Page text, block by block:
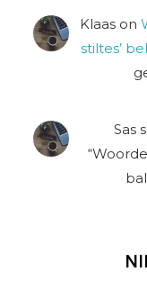
Klaas on
stiltes’
Sas
“